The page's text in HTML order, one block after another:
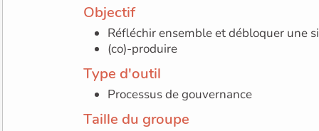
Objectif
Réfléchir ensemble et débloquer une
(co)-produire
Type d'outil
Processus de gouvernance
Taille du groupe